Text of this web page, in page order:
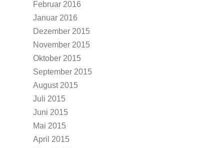
Februar 2016
Januar 2016
Dezember 2015
November 2015
Oktober 2015
September 2015
August 2015
Juli 2015
Juni 2015
Mai 2015
April 2015